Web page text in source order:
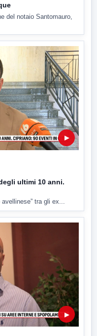
del notaio Santomauro,
▶
ultimi 10 anni.
tra gli ex...
▶